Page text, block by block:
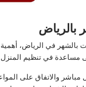
بالرياض
في الرياض، أهمية
مساعدة في تنظيم
والاتفاق على